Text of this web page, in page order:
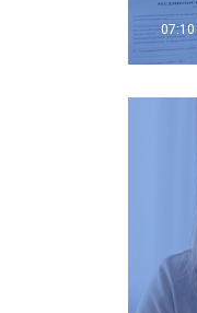
07:10